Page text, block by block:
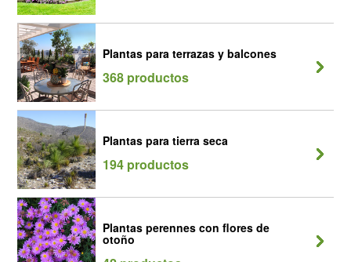
Plantas para terrazas y balcones
368 productos
Plantas para tierra seca
194 productos
Plantas perennes con flores de
otoño